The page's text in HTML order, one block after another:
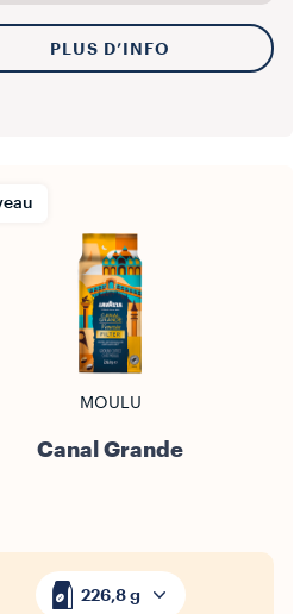
PLUS D’INFO
MOULU
Canal Grande
226,8 g